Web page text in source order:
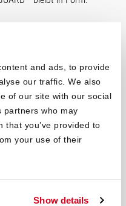
and ads, to provide
our traffic. We also
of our site with our social
partners who may
that you’ve provided to
your use of their
Show details
du dich für ein
du nicht mehr missen
zahlreich verfügbaren
und bietet dir somit
einem Klick deine